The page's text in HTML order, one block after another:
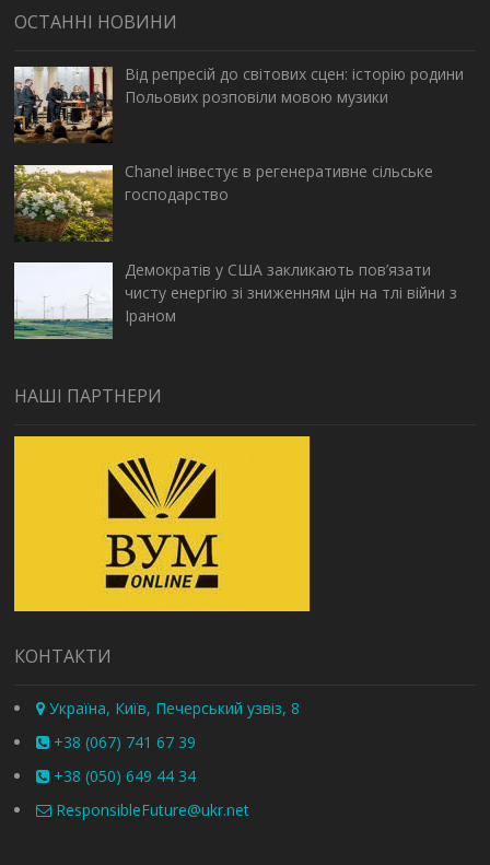
ОСТАННІ НОВИНИ
Від репресій до світових сцен: історію родини
Польових розповіли мовою музики
Chanel інвестує в регенеративне сільське
господарство
Демократів у США закликають пов’язати
чисту енергію зі зниженням цін на тлі війни з
Іраном
НАШІ ПАРТНЕРИ
КОНТАКТИ
Україна, Київ, Печерський узвіз, 8
+38 (067) 741 67 39
+38 (050) 649 44 34
ResponsibleFuture@ukr.net